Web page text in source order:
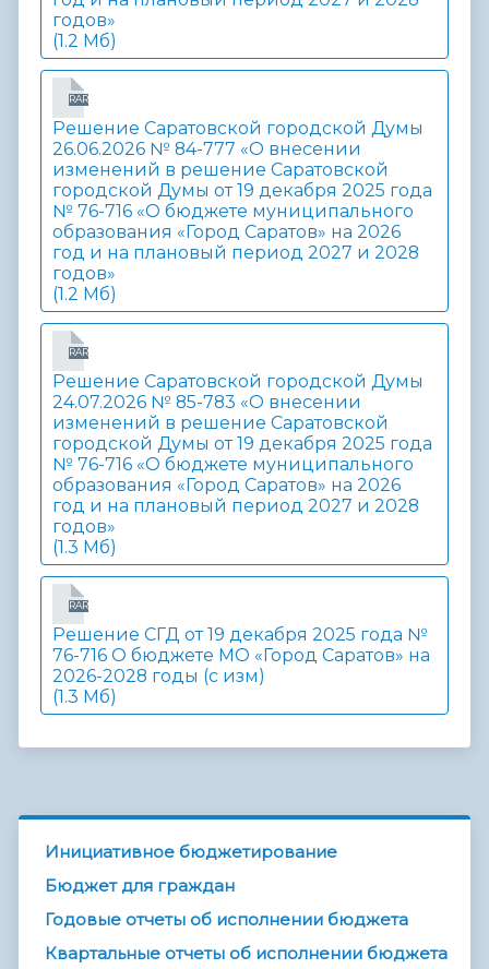
годов»
(1.2 Мб)
RAR
Решение Саратовской городской Думы
26.06.2026 № 84-777 «О внесении
изменений в решение Саратовской
городской Думы от 19 декабря 2025 года
№ 76-716 «О бюджете муниципального
образования «Город Саратов» на 2026
год и на плановый период 2027 и 2028
годов»
(1.2 Мб)
RAR
Решение Саратовской городской Думы
24.07.2026 № 85-783 «О внесении
изменений в решение Саратовской
городской Думы от 19 декабря 2025 года
№ 76-716 «О бюджете муниципального
образования «Город Саратов» на 2026
год и на плановый период 2027 и 2028
годов»
(1.3 Мб)
RAR
Решение СГД от 19 декабря 2025 года №
76-716 О бюджете МО «Город Саратов» на
2026-2028 годы (с изм)
(1.3 Мб)
Инициативное бюджетирование
Бюджет для граждан
Годовые отчеты об исполнении бюджета
Квартальные отчеты об исполнении бюджета